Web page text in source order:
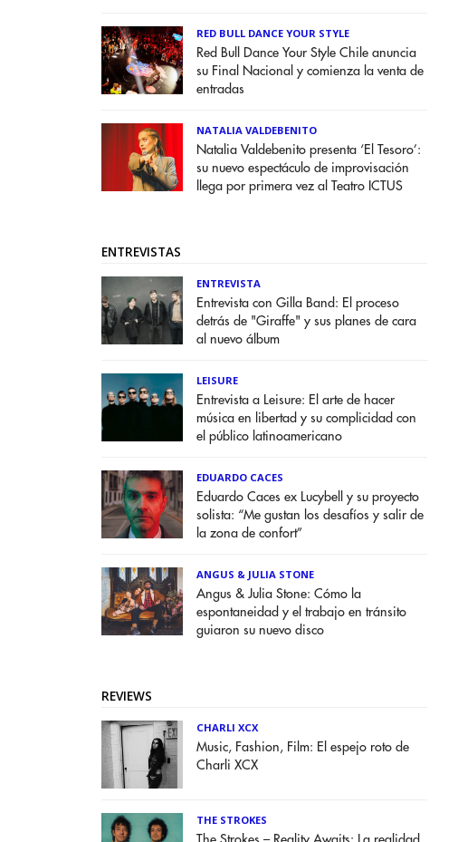
RED BULL DANCE YOUR STYLE
Red Bull Dance Your Style Chile anuncia
su Final Nacional y comienza la venta de
entradas
NATALIA VALDEBENITO
Natalia Valdebenito presenta ‘El Tesoro’:
su nuevo espectáculo de improvisación
llega por primera vez al Teatro ICTUS
ENTREVISTAS
ENTREVISTA
Entrevista con Gilla Band: El proceso
detrás de "Giraffe" y sus planes de cara
al nuevo álbum
LEISURE
Entrevista a Leisure: El arte de hacer
música en libertad y su complicidad con
el público latinoamericano
EDUARDO CACES
Eduardo Caces ex Lucybell y su proyecto
solista: “Me gustan los desafíos y salir de
la zona de confort”
ANGUS & JULIA STONE
Angus & Julia Stone: Cómo la
espontaneidad y el trabajo en tránsito
guiaron su nuevo disco
REVIEWS
CHARLI XCX
Music, Fashion, Film: El espejo roto de
Charli XCX
THE STROKES